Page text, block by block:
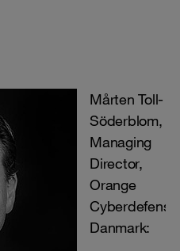
Mårten Toll-
Söderblom,
Managing
Director,
Orange
Cyberdefense
Danmark: